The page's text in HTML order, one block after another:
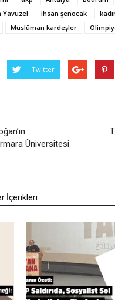
Yavuzel ihsan şenocak
Müslüman kardeşler
Twitter
Üniversitesi
İçerikleri